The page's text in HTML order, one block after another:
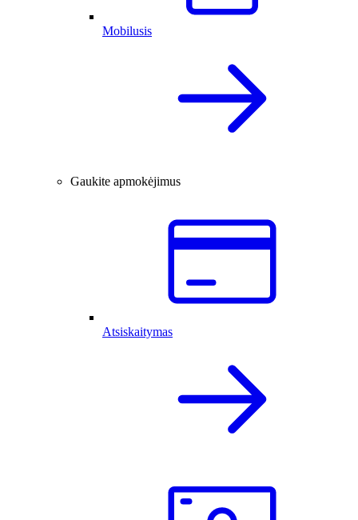
Mobilusis
Gaukite apmokėjimus
Atsiskaitymas